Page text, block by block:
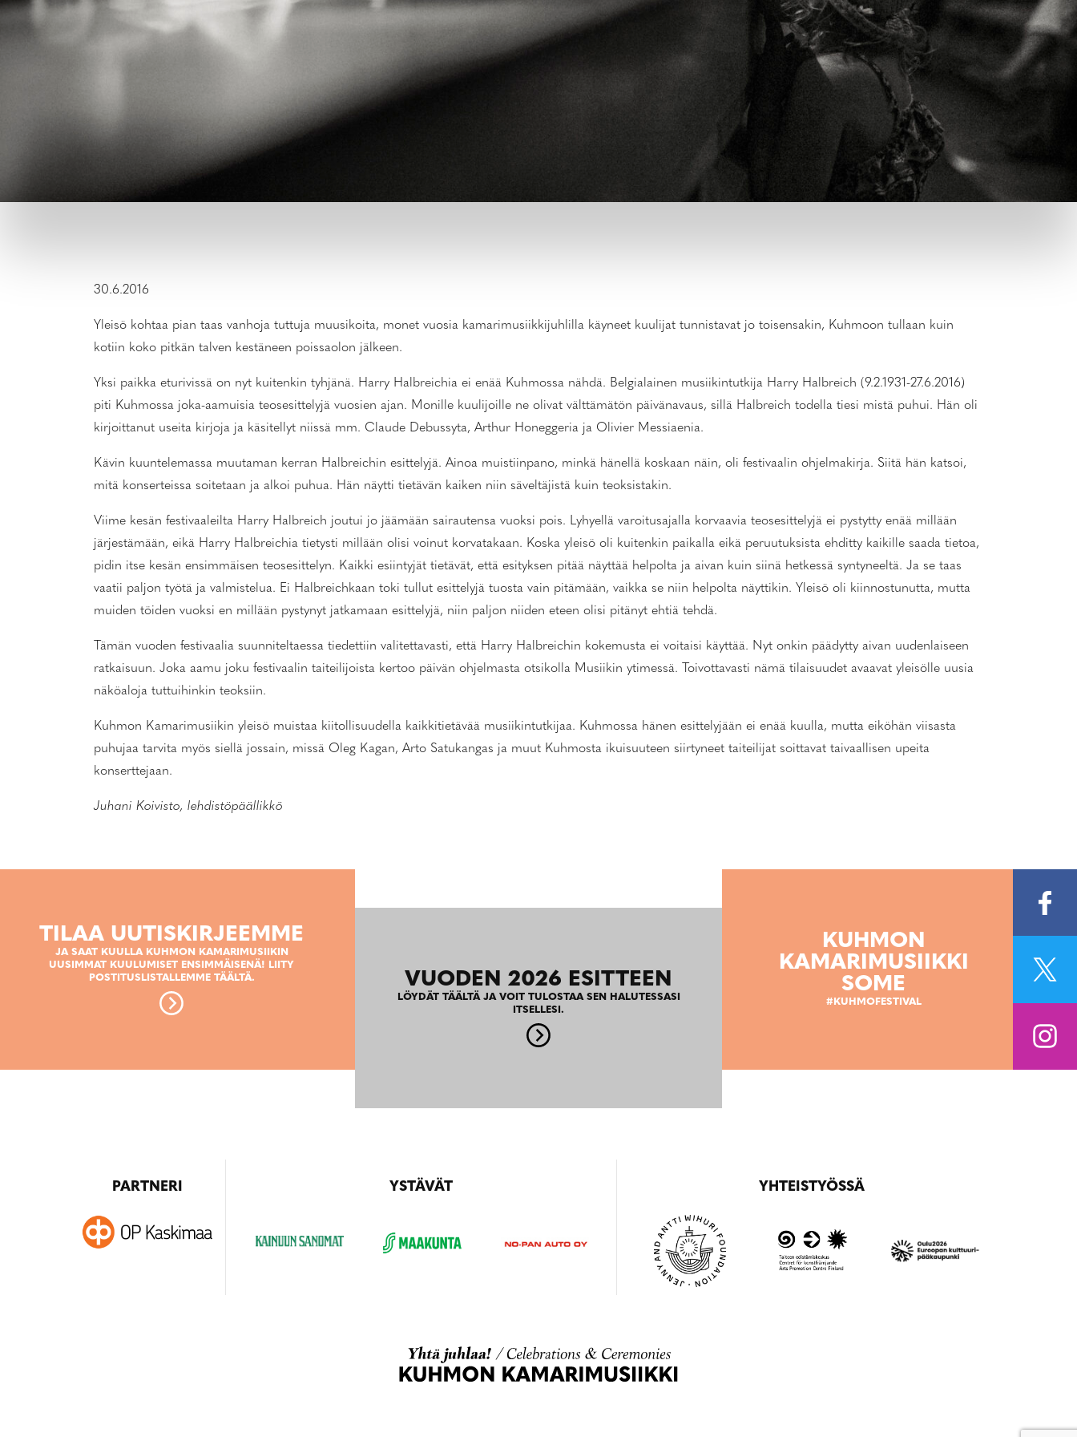
30.6.2016
Yleisö kohtaa pian taas vanhoja tuttuja muusikoita, monet vuosia kamarimusiikkijuhlilla käyneet kuulijat tunnistavat jo toisensakin, Kuhmoon tullaan kuin
kotiin koko pitkän talven kestäneen poissaolon jälkeen.
Yksi paikka eturivissä on nyt kuitenkin tyhjänä. Harry Halbreichia ei enää Kuhmossa nähdä. Belgialainen musiikintutkija Harry Halbreich (9.2.1931-27.6.2016)
piti Kuhmossa joka-aamuisia teosesittelyjä vuosien ajan. Monille kuulijoille ne olivat välttämätön päivänavaus, sillä Halbreich todella tiesi mistä puhui. Hän oli
kirjoittanut useita kirjoja ja käsitellyt niissä mm. Claude Debussyta, Arthur Honeggeria ja Olivier Messiaenia.
Kävin kuuntelemassa muutaman kerran Halbreichin esittelyjä. Ainoa muistiinpano, minkä hänellä koskaan näin, oli festivaalin ohjelmakirja. Siitä hän katsoi,
mitä konserteissa soitetaan ja alkoi puhua. Hän näytti tietävän kaiken niin säveltäjistä kuin teoksistakin.
Viime kesän festivaaleilta Harry Halbreich joutui jo jäämään sairautensa vuoksi pois. Lyhyellä varoitusajalla korvaavia teosesittelyjä ei pystytty enää millään
järjestämään, eikä Harry Halbreichia tietysti millään olisi voinut korvatakaan. Koska yleisö oli kuitenkin paikalla eikä peruutuksista ehditty kaikille saada tietoa,
pidin itse kesän ensimmäisen teosesittelyn. Kaikki esiintyjät tietävät, että esityksen pitää näyttää helpolta ja aivan kuin siinä hetkessä syntyneeltä. Ja se taas
vaatii paljon työtä ja valmistelua. Ei Halbreichkaan toki tullut esittelyjä tuosta vain pitämään, vaikka se niin helpolta näyttikin. Yleisö oli kiinnostunutta, mutta
muiden töiden vuoksi en millään pystynyt jatkamaan esittelyjä, niin paljon niiden eteen olisi pitänyt ehtiä tehdä.
Tämän vuoden festivaalia suunniteltaessa tiedettiin valitettavasti, että Harry Halbreichin kokemusta ei voitaisi käyttää. Nyt onkin päädytty aivan uudenlaiseen
ratkaisuun. Joka aamu joku festivaalin taiteilijoista kertoo päivän ohjelmasta otsikolla Musiikin ytimessä. Toivottavasti nämä tilaisuudet avaavat yleisölle uusia
näköaloja tuttuihinkin teoksiin.
Kuhmon Kamarimusiikin yleisö muistaa kiitollisuudella kaikkitietävää musiikintutkijaa. Kuhmossa hänen esittelyjään ei enää kuulla, mutta eiköhän viisasta
puhujaa tarvita myös siellä jossain, missä Oleg Kagan, Arto Satukangas ja muut Kuhmosta ikuisuuteen siirtyneet taiteilijat soittavat taivaallisen upeita
konserttejaan.
Juhani Koivisto, lehdistöpäällikkö
TILAA UUTISKIRJEEMME
JA SAAT KUULLA KUHMON KAMARIMUSIIKIN
UUSIMMAT KUULUMISET ENSIMMÄISENÄ! LIITY
POSTITUSLISTALLEMME TÄÄLTÄ.
VUODEN 2026 ESITTEEN
LÖYDÄT TÄÄLTÄ JA VOIT TULOSTAA SEN HALUTESSASI
ITSELLESI.
KUHMON
KAMARIMUSIIKKI
SOME
#KUHMOFESTIVAL
PARTNERI YSTÄVÄT YHTEISTYÖSSÄ